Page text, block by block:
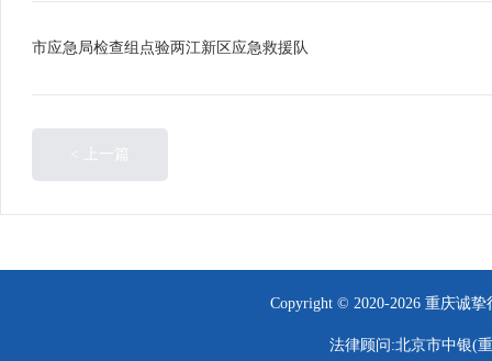
市应急局检查组点验两江新区应急救援队
< 上一篇
Copyright © 2020-2026 重庆诚
法律顾问:北京市中银(